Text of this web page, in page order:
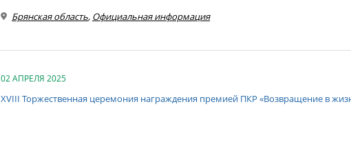
Брянская область, Официальная информация
02 АПРЕЛЯ 2025
XVIII Торжественная церемония награждения премией ПКР «Возвращение в